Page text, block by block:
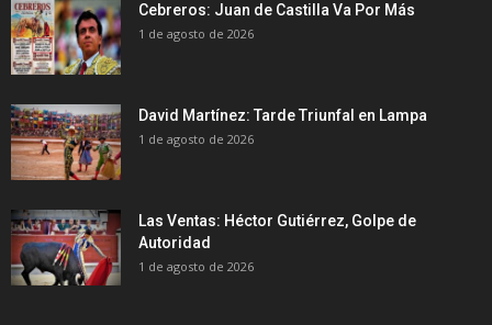
Cebreros: Juan de Castilla Va Por Más
1 de agosto de 2026
David Martínez: Tarde Triunfal en Lampa
1 de agosto de 2026
Las Ventas: Héctor Gutiérrez, Golpe de
Autoridad
1 de agosto de 2026